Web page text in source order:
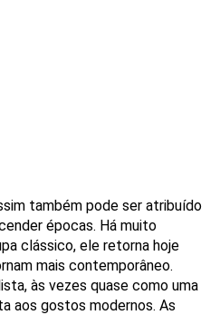
também pode ser atribuído
épocas. Há muito
clássico, ele retorna hoje
mais contemporâneo.
às vezes quase como uma
aos gostos modernos. As